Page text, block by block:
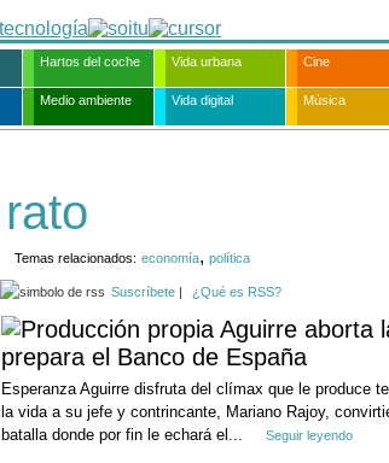
Hartos del coche Vida urbana Cine
Medio ambiente Vida digital Música
rato
Temas relacionados: economía, política
Suscríbete ¿Qué es RSS?
Aguirre aborta
prepara el Banco de España
Esperanza Aguirre disfruta del clímax que le produce
la vida a su jefe y contrincante, Mariano Rajoy,
batalla donde por fin le echará el...
Seguir leyendo